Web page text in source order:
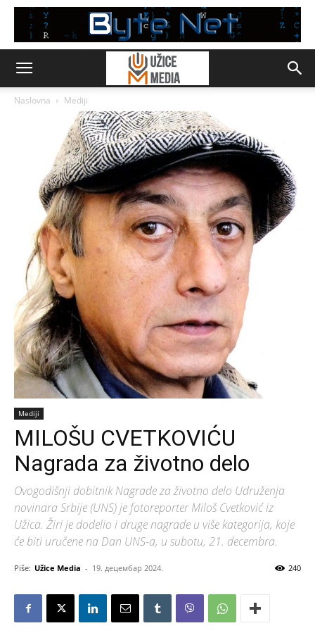
Naslovna Mediji
Mediji
MILOŠU CVETKOVIĆU
Nagrada za životno delo
Ovogodišnji dobitnik Nagrade za životno delo Udruženja
novinara Srbije (UNS) je fotoreporter Miloš Cvetković iz
Užica. Žiri je dodelio i druge nagrade u više kategorija, koje
će biti uručene na Dan UNS-a, u subotu, 21. decembra.
Piše: Užice Media - 19. децембар 2024. 240